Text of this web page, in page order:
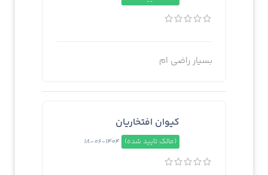
بسیار راضی ام
کیوان افتخاریان
(مالک تایید شده) 1404-06-18